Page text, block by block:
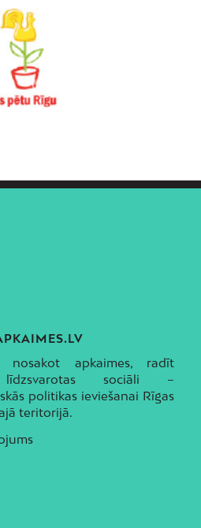
apkaimes, radīt
līdzsvarotas sociāli –
politikas ieviešanai Rīgas
teritorijā.